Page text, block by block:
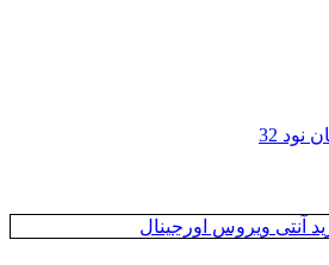
32
آنتی ویروس اورجینال